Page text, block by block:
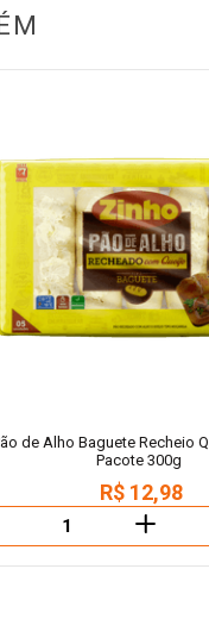
de Alho Baguete Recheio
Pacote 300g
R$ 12,98
＋